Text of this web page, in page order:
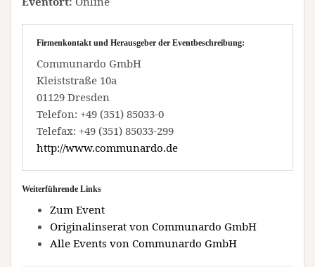
Firmenkontakt und Herausgeber der Eventbeschreibung:
Communardo GmbH
Kleiststraße 10a
01129 Dresden
Telefon: +49 (351) 85033-0
Telefax: +49 (351) 85033-299
http://www.communardo.de
Weiterführende Links
Zum Event
Originalinserat von Communardo GmbH
Alle Events von Communardo GmbH